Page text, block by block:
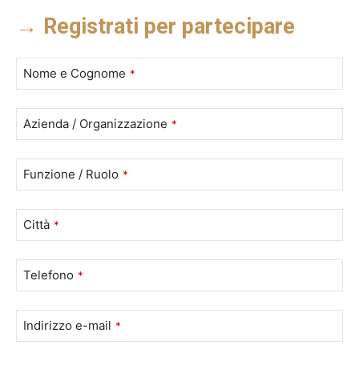
→ Registrati per partecipare
Nome e Cognome *
Azienda / Organizzazione *
Funzione / Ruolo *
Città *
Telefono *
Indirizzo e-mail *